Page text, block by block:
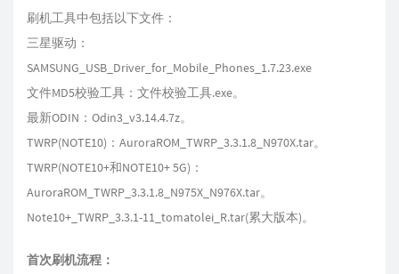
刷机工具中包括以下文件：
三星驱动：​
SAMSUNG_USB_Driver_for_Mobile_Phones_1.7.23.exe
文件MD5校验工具：文件校验工具.exe。
最新ODIN：Odin3_v3.14.4.7z。
TWRP(NOTE10)：AuroraROM_TWRP_3.3.1.8_N970X.tar。
TWRP(NOTE10+和NOTE10+ 5G)：
AuroraROM_TWRP_3.3.1.8_N975X_N976X.tar。
Note10+_TWRP_3.3.1-11_tomatolei_R.tar(累大版本)。
首次刷机流程：